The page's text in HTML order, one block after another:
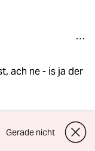
ach ne - is ja der
Gerade nicht